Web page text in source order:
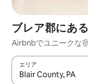
ブレア郡にあ
Airbnbでユニークな
エリア
検索結果が表示され